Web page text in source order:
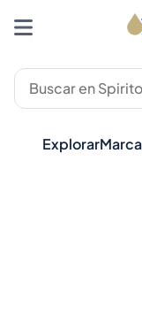
Explorar